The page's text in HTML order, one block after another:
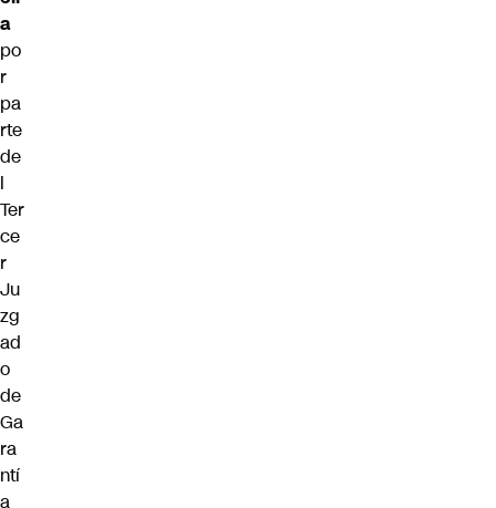
a
po
r
pa
rte
de
l
Ter
ce
r
Ju
zg
ad
o
de
Ga
ra
ntí
a